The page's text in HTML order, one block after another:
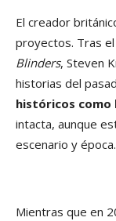
El creador
proyectos. Tras
Blinders, Steven
historias del
históricos
intacta, aunque
escenario y época.
Mientras que en